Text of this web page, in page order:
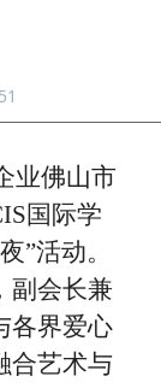
业佛山市
国际学
”活动。
副会长兼
各界爱心
合艺术与